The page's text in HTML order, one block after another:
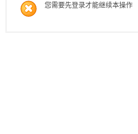
您需要先登录才能继续本操作